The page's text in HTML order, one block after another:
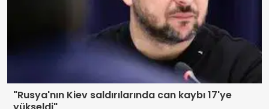
"Rusya'nın Kiev saldırılarında can kaybı 17'ye